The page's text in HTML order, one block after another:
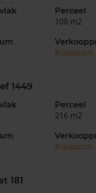
Perceel
108 m2
1449
Perceel
216 m2
181